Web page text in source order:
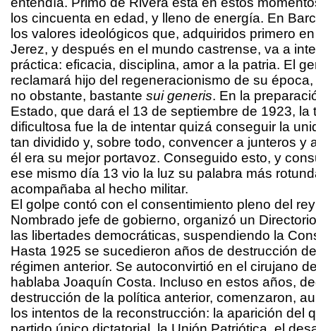
los cincuenta en edad, y lleno de energía. En
los valores ideológicos que, adquiridos primero
Jerez, y después en el mundo castrense, va a
práctica: eficacia, disciplina, amor a la patria. El
reclamará hijo del regeneracionismo de su
no obstante, bastante sui generis. En la
Estado, que dará el 13 de septiembre de 1923, la
dificultosa fue la de intentar quizá conseguir la
tan dividido y, sobre todo, convencer a junteros y
él era su mejor portavoz. Conseguido esto, y
ese mismo día 13 vio la luz su palabra más
acompañaba al hecho militar.
El golpe contó con el consentimiento pleno del
Nombrado jefe de gobierno, organizó un
las libertades democráticas, suspendiendo la
Hasta 1925 se sucedieron años de destrucción
régimen anterior. Se autoconvirtió en el cirujano
hablaba Joaquín Costa. Incluso en estos años,
destrucción de la política anterior, comenzaron,
los intentos de la reconstrucción: la aparición del